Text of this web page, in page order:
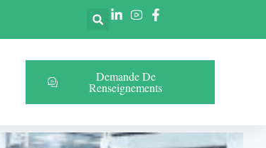
Demande De
Renseignements